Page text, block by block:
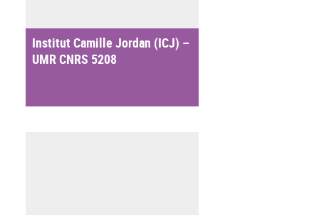
Institut Camille Jordan (ICJ) –
UMR CNRS 5208